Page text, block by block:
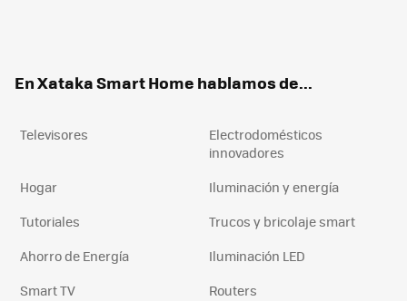
En Xataka Smart Home hablamos de...
Televisores
Electrodomésticos
innovadores
Hogar
Iluminación y energía
Tutoriales
Trucos y bricolaje smart
Ahorro de Energía
Iluminación LED
Smart TV
Routers